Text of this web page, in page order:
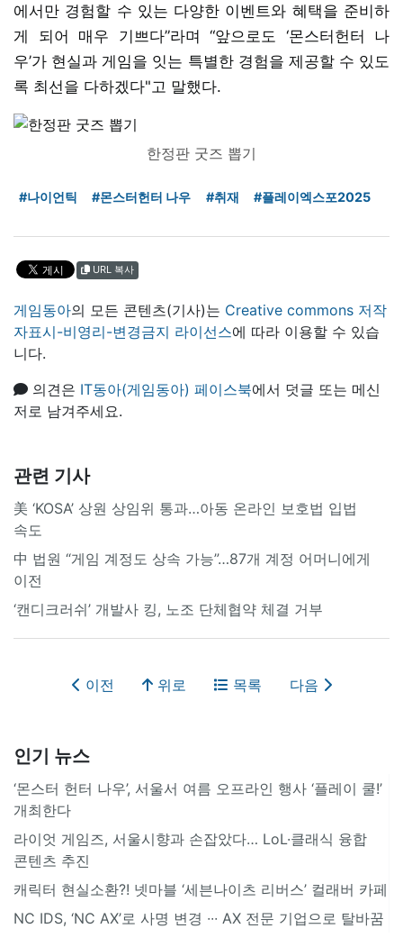
에서만 경험할 수 있는 다양한 이벤트와 혜택을 준비하
게 되어 매우 기쁘다”라며 “앞으로도 ‘몬스터헌터 나
우’가 현실과 게임을 잇는 특별한 경험을 제공할 수 있도
록 최선을 다하겠다"고 말했다.
한정판 굿즈 뽑기
#나이언틱 #몬스터헌터 나우 #취재 #플레이엑스포2025
URL 복사
게임동아의 모든 콘텐츠(기사)는 Creative commons 저작
자표시-비영리-변경금지 라이선스에 따라 이용할 수 있습
니다.
의견은 IT동아(게임동아) 페이스북에서 덧글 또는 메신
저로 남겨주세요.
관련 기사
美 ‘KOSA’ 상원 상임위 통과…아동 온라인 보호법 입법
속도
中 법원 “게임 계정도 상속 가능”…87개 계정 어머니에게
이전
‘캔디크러쉬’ 개발사 킹, 노조 단체협약 체결 거부
이전 위로 목록 다음
인기 뉴스
‘몬스터 헌터 나우’, 서울서 여름 오프라인 행사 ‘플레이 쿨!’
개최한다
라이엇 게임즈, 서울시향과 손잡았다… LoL·클래식 융합
콘텐츠 추진
캐릭터 현실소환?! 넷마블 ‘세븐나이츠 리버스’ 컬래버 카페
NC IDS, ‘NC AX’로 사명 변경 ∙∙∙ AX 전문 기업으로 탈바꿈